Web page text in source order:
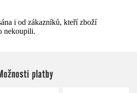
i od zákazníků, kteří zboží
nekoupili.
platby